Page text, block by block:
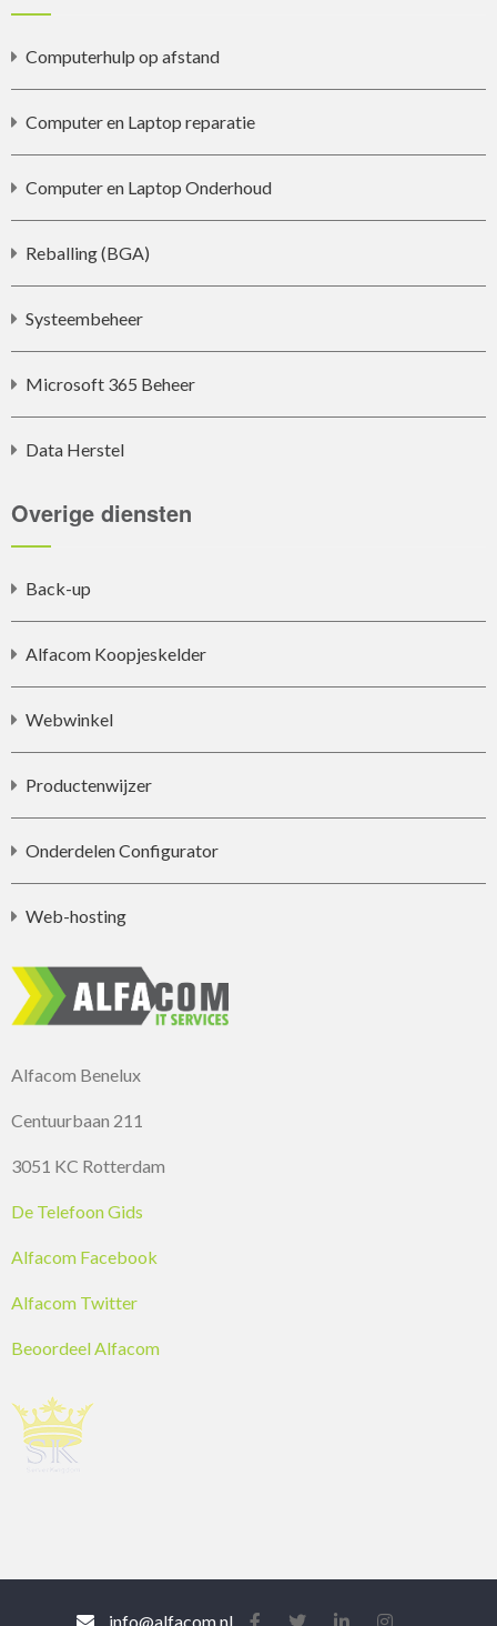
Computerhulp op afstand
Computer en Laptop reparatie
Computer en Laptop Onderhoud
Reballing (BGA)
Systeembeheer
Microsoft 365 Beheer
Data Herstel
Overige diensten
Back-up
Alfacom Koopjeskelder
Webwinkel
Productenwijzer
Onderdelen Configurator
Web-hosting
Alfacom Benelux
Centuurbaan 211
3051 KC Rotterdam
De Telefoon Gids
Alfacom Facebook
Alfacom Twitter
Beoordeel Alfacom
info@alfacom.nl